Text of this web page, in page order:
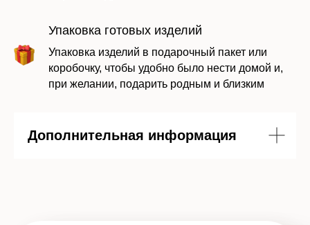
Упаковка готовых изделий
Упаковка изделий в подарочный пакет или
коробочку, чтобы удобно было нести домой и,
при желании, подарить родным и близким
Дополнительная информация